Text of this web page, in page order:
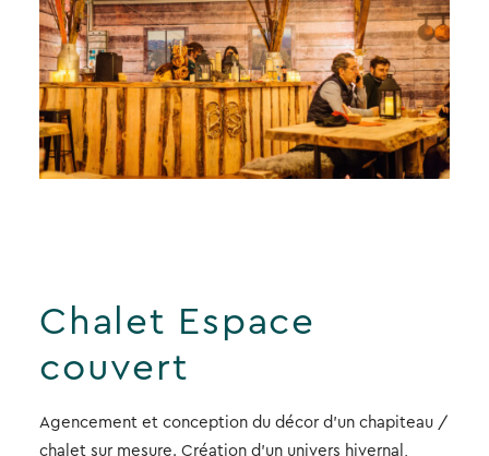
Chalet Espace
couvert
Agencement et conception du décor d’un chapiteau /
chalet sur mesure. Création d’un univers hivernal,